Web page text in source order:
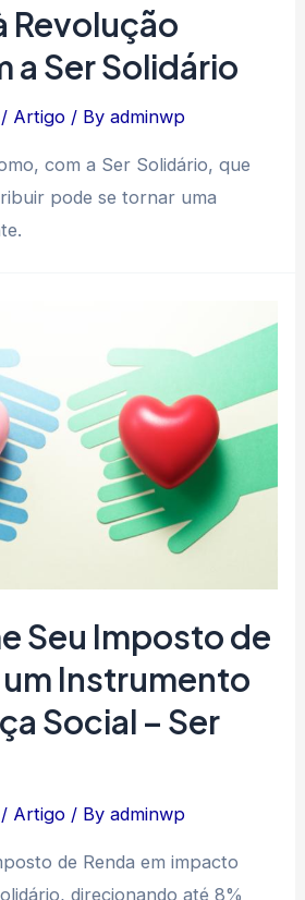
Revolução
a Ser Solidário
/ Artigo / Byadminwp
com a Ser Solidário, que
pode se tornar uma
Seu Imposto de
um Instrumento
Social – Ser
/ Artigo / Byadminwp
de Renda em impacto
direcionando até 8%